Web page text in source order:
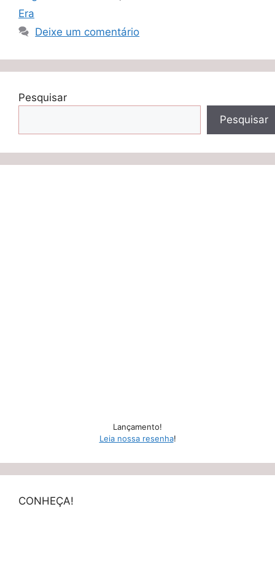
Era
Deixe um comentário
Pesquisar
Pesquisar
Lançamento!
Leia nossa resenha!
CONHEÇA!